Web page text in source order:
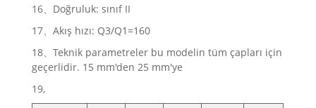
16、Doğruluk: sınıf II
17、Akış hızı: Q3/Q1=160
18、Teknik parametreler bu modelin tüm çapları için
geçerlidir. 15 mm'den 25 mm'ye
19,